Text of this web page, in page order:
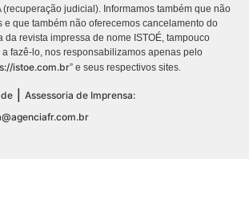
(recuperação judicial). Informamos também que não
e que também não oferecemos cancelamento do
da revista impressa de nome ISTOÉ, tampouco
fazê-lo, nos responsabilizamos apenas pelo
istoe.com.br” e seus respectivos sites.
Assessoria de Imprensa: